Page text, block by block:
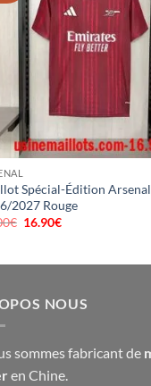
Spécial-Édition Arsenal
2027 Rouge
€ Le
16.90€
NOUS
sommes fabricant de
en Chine.